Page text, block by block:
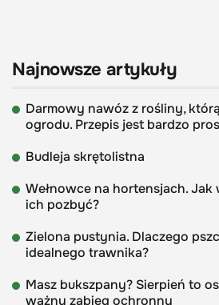
Najnowsze artykuły
Darmowy nawóz z rośliny,
ogrodu. Przepis jest bardzo
Budleja skrętolistna
Wełnowce na hortensjach. Jak
ich pozbyć?
Zielona pustynia. Dlaczego
idealnego trawnika?
Masz bukszpany? Sierpień to
ważny zabieg ochronny